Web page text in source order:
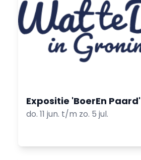
Expositie 'BoerEn Paard'
do. 11 jun. t/m zo. 5 jul.